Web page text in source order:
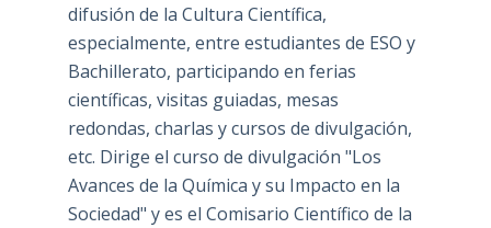
difusión de la Cultura Científica,
especialmente, entre estudiantes de ESO y
Bachillerato, participando en ferias
científicas, visitas guiadas, mesas
redondas, charlas y cursos de divulgación,
etc. Dirige el curso de divulgación "Los
Avances de la Química y su Impacto en la
Sociedad" y es el Comisario Científico de la